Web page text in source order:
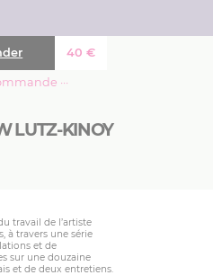
LUTZ-KINOY
40 €
···
travail de l’artiste
à travers une série
et de
sur une douzaine
et de deux entretiens.